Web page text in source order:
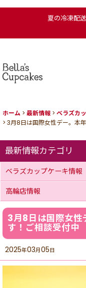
夏の冷凍配
ホーム > 最新情報 > ベラズカ
> 3月8日は国際女性デー。本
3月8日は国際女性
す！ご相談受付中
2025年03月05日
最新情報カテゴリ
ベラズカップケーキ情報
高輪店情報